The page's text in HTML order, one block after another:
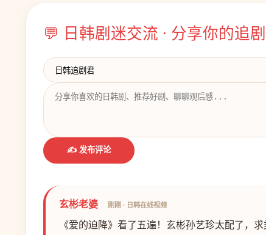
💬 日韩剧迷交流 · 分享你的追
✍️ 发布评论
玄彬老婆 刚刚 · 日韩在线视频
《爱的迫降》看了五遍！玄彬孙艺珍太配了，求